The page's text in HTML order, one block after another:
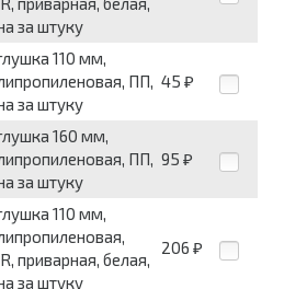
за штуку
110 мм,
ПП,
за штуку
45 ₽
160 мм,
ПП,
за штуку
95 ₽
110 мм,
приварная, белая,
за штуку
206 ₽